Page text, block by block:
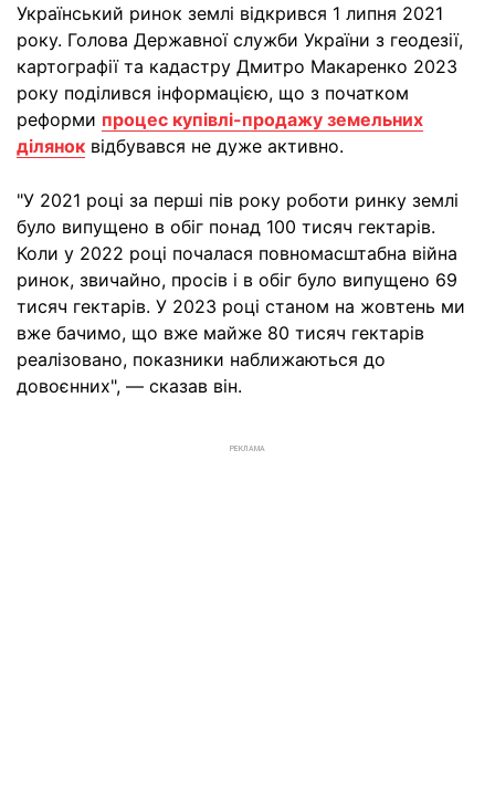
Український ринок землі відкрився 1 липня 2021
року. Голова Державної служби України з геодезії,
картографії та кадастру Дмитро Макаренко 2023
року поділився інформацією, що з початком
реформи процес купівлі-продажу земельних
ділянок відбувався не дуже активно.
"У 2021 році за перші пів року роботи ринку землі
було випущено в обіг понад 100 тисяч гектарів.
Коли у 2022 році почалася повномасштабна війна
ринок, звичайно, просів і в обіг було випущено 69
тисяч гектарів. У 2023 році станом на жовтень ми
вже бачимо, що вже майже 80 тисяч гектарів
реалізовано, показники наближаються до
довоєнних", — сказав він.
РЕКЛАМА